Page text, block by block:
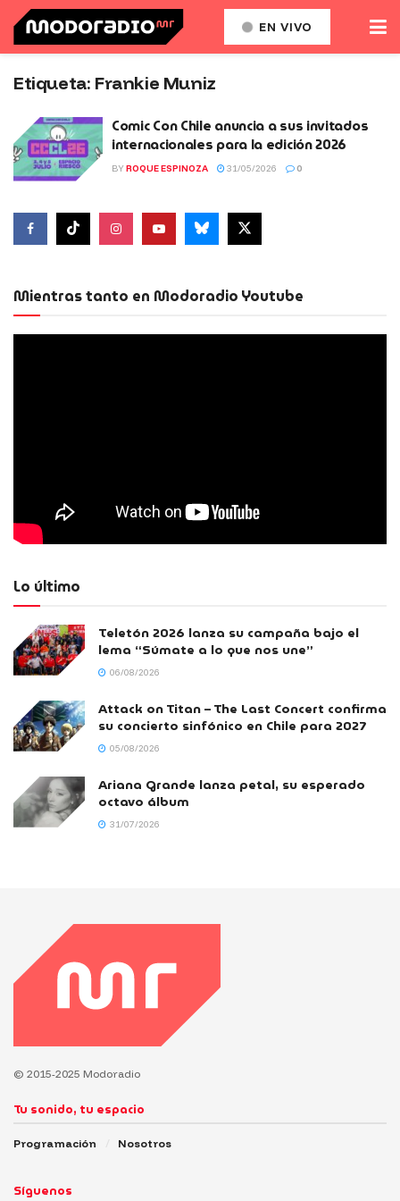
EN VIVO
Etiqueta: Frankie Muniz
Comic Con Chile anuncia a sus invitados
internacionales para la edición 2026
BY ROQUE ESPINOZA 31/05/2026 0
Mientras tanto en Modoradio Youtube
Lo último
Teletón 2026 lanza su campaña bajo el
lema “Súmate a lo que nos une”
06/08/2026
Attack on Titan – The Last Concert confirma
su concierto sinfónico en Chile para 2027
05/08/2026
Ariana Grande lanza petal, su esperado
octavo álbum
31/07/2026
© 2015-2025 Modoradio
Tu sonido, tu espacio
Programación Nosotros
Síguenos